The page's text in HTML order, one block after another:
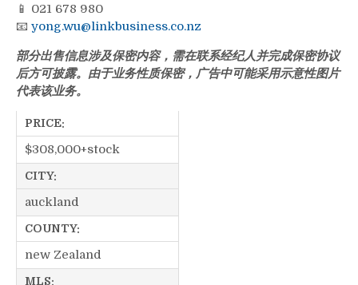
📱 021 678 980
📧 yong.wu@linkbusiness.co.nz
部分出售信息涉及保密内容，需在联系经纪人并完成保密协议
后方可披露。由于业务性质保密，广告中可能采用示意性图片
代表该业务。
PRICE:
$308,000+stock
CITY:
auckland
COUNTY:
new Zealand
MLS: